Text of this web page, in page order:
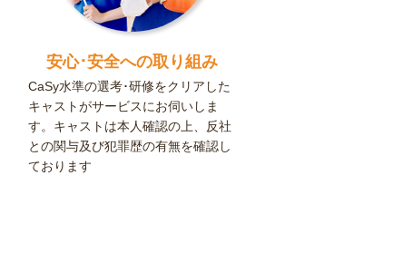
安心･安全への取り組み
CaSy水準の選考･研修をクリアした
キャストがサービスにお伺いしま
す。キャストは本人確認の上、反社
との関与及び犯罪歴の有無を確認し
ております